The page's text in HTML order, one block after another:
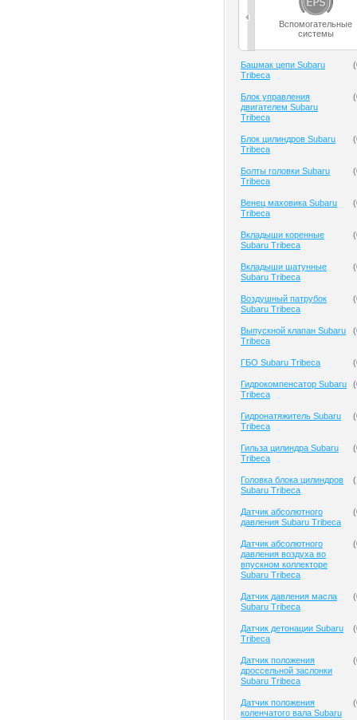
Вспомогательные
системы
Башмак цепи Subaru
Tribeca
(
Блок управления
двигателем Subaru
Tribeca
(
Блок цилиндров Subaru
Tribeca
(
Болты головки Subaru
Tribeca
(
Венец маховика Subaru
Tribeca
(
Вкладыши коренные
Subaru Tribeca
(
Вкладыши шатунные
Subaru Tribeca
(
Воздушный патрубок
Subaru Tribeca
(
Выпускной клапан Subaru
Tribeca
(
ГБО Subaru Tribeca (
Гидрокомпенсатор Subaru
Tribeca
(
Гидронатяжитель Subaru
Tribeca
(
Гильза цилиндра Subaru
Tribeca
(
Головка блока цилиндров
Subaru Tribeca
(
Датчик абсолютного
давления Subaru Tribeca
(
Датчик абсолютного
давления воздуха во
впускном коллекторе
Subaru Tribeca
(
Датчик давления масла
Subaru Tribeca
(
Датчик детонации Subaru
Tribeca
(
Датчик положения
дроссельной заслонки
Subaru Tribeca
(
Датчик положения
коленчатого вала Subaru
(